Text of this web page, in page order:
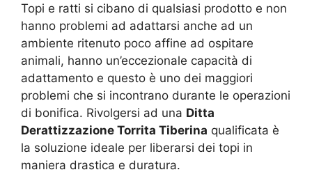
Topi e ratti si cibano di qualsiasi prodotto e non
hanno problemi ad adattarsi anche ad un
ambiente ritenuto poco affine ad ospitare
animali, hanno un’eccezionale capacità di
adattamento e questo è uno dei maggiori
problemi che si incontrano durante le operazioni
di bonifica. Rivolgersi ad una Ditta
Derattizzazione Torrita Tiberina qualificata è
la soluzione ideale per liberarsi dei topi in
maniera drastica e duratura.